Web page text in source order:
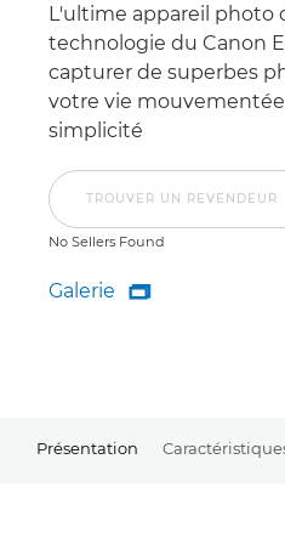
L'ultime appareil photo
technologie du Canon
capturer de superbes
votre vie
simplicité
TROUVER UN REVENDEUR
No Sellers Found
Galerie
Galerie

Présentation